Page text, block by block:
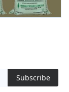
Subscribe